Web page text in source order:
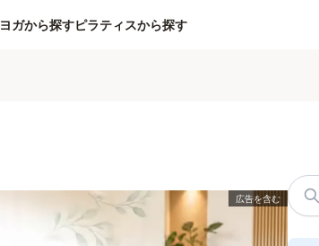
ヨガから探すピラティスから探す